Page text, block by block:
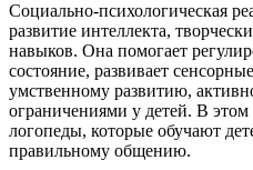
Социально-психологическая
развитие интеллекта,
навыков. Она помогает
состояние, развивает
умственному развитию,
ограничениями у детей. В
логопеды, которые обучают
правильному общению.